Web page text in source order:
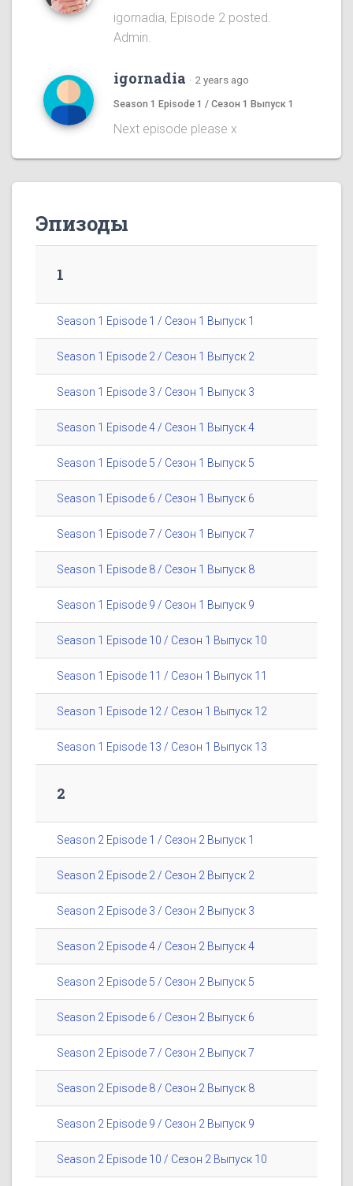
igornadia, Episode 2 posted.
Admin.
igornadia · 2 years ago
Season 1 Episode 1 / Сезон 1 Выпуск 1
Next episode please x
Эпизоды
1
Season 1 Episode 1 / Сезон 1 Выпуск 1
Season 1 Episode 2 / Сезон 1 Выпуск 2
Season 1 Episode 3 / Сезон 1 Выпуск 3
Season 1 Episode 4 / Сезон 1 Выпуск 4
Season 1 Episode 5 / Сезон 1 Выпуск 5
Season 1 Episode 6 / Сезон 1 Выпуск 6
Season 1 Episode 7 / Сезон 1 Выпуск 7
Season 1 Episode 8 / Сезон 1 Выпуск 8
Season 1 Episode 9 / Сезон 1 Выпуск 9
Season 1 Episode 10 / Сезон 1 Выпуск 10
Season 1 Episode 11 / Сезон 1 Выпуск 11
Season 1 Episode 12 / Сезон 1 Выпуск 12
Season 1 Episode 13 / Сезон 1 Выпуск 13
2
Season 2 Episode 1 / Сезон 2 Выпуск 1
Season 2 Episode 2 / Сезон 2 Выпуск 2
Season 2 Episode 3 / Сезон 2 Выпуск 3
Season 2 Episode 4 / Сезон 2 Выпуск 4
Season 2 Episode 5 / Сезон 2 Выпуск 5
Season 2 Episode 6 / Сезон 2 Выпуск 6
Season 2 Episode 7 / Сезон 2 Выпуск 7
Season 2 Episode 8 / Сезон 2 Выпуск 8
Season 2 Episode 9 / Сезон 2 Выпуск 9
Season 2 Episode 10 / Сезон 2 Выпуск 10